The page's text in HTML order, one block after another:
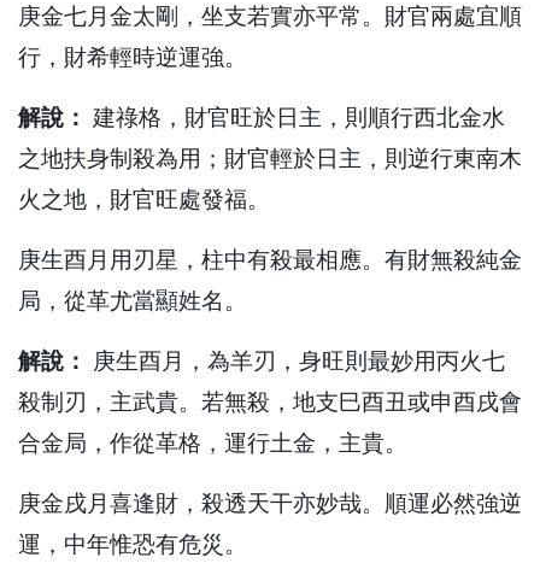
庚金七月金太剛，坐支若實亦平常。財官兩處宜順
行，財希輕時逆運強。
解說： 建祿格，財官旺於日主，則順行西北金水
之地扶身制殺為用；財官輕於日主，則逆行東南木
火之地，財官旺處發福。
庚生酉月用刃星，柱中有殺最相應。有財無殺純金
局，從革尤當顯姓名。
解說： 庚生酉月，為羊刃，身旺則最妙用丙火七
殺制刃，主武貴。若無殺，地支巳酉丑或申酉戌會
合金局，作從革格，運行土金，主貴。
庚金戌月喜逢財，殺透天干亦妙哉。順運必然強逆
運，中年惟恐有危災。